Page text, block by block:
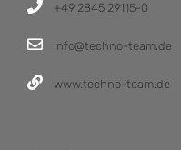
+49 2845 29115-0
info@techno-team.de
www.techno-team.de